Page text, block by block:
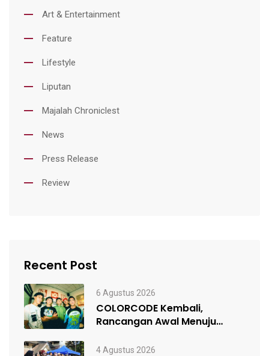
Art & Entertainment
Feature
Lifestyle
Liputan
Majalah Chroniclest
News
Press Release
Review
Recent Post
6 Agustus 2026
COLORCODE Kembali,
Rancangan Awal Menuju
4 Agustus 2026